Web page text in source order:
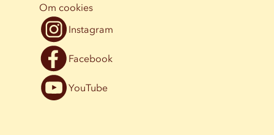
Om cookies
Instagram
Facebook
YouTube